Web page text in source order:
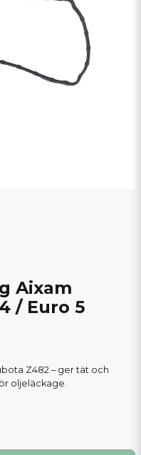
Aixam
/ Euro 5
Z482 – ger tät och
oljeläckage.